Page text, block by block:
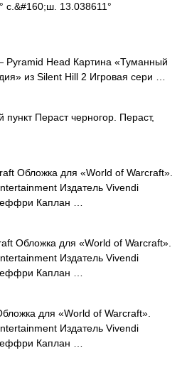
с.&#160;ш. 13.038611°
Pyramid Head Картина «Туманный
из Silent Hill 2 Игровая сери …
Пераст черногор. Пераст,
Обложка для «World of Warcraft».
Издатель Vivendi
Каплан …
Обложка для «World of Warcraft».
Издатель Vivendi
Каплан …
для «World of Warcraft».
Издатель Vivendi
Каплан …